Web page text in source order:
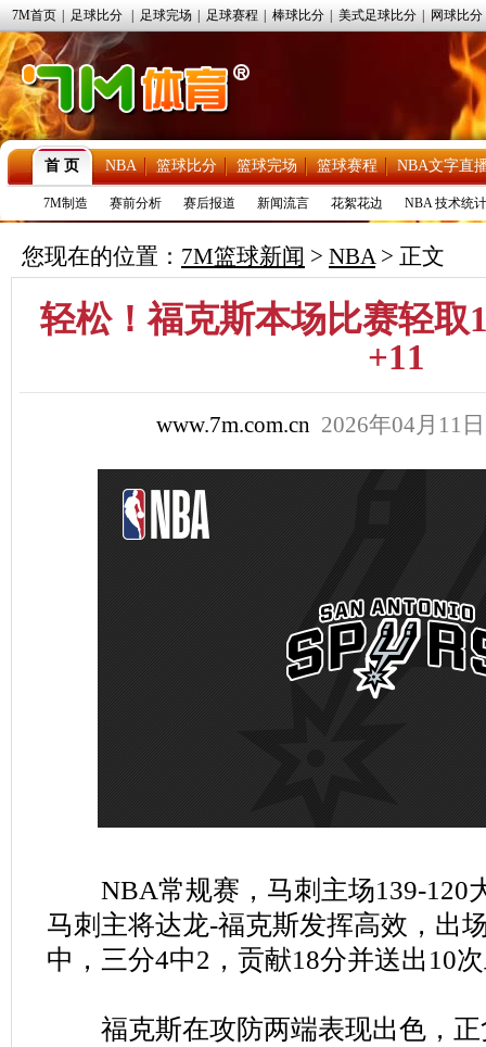
7M首页 足球比分 足球完场 足球赛程 棒球比分 美式足球比分 网球比分
首 页 NBA 篮球比分 篮球完场 篮球赛程 NBA文字直
7M制造 赛前分析 赛后报道 新闻流言 花絮花边 NBA 技术统计
您现在的位置： 7M篮球新闻 > NBA> 正文
轻松！福克斯本场比赛轻取
+11
www.7m.com.cn 2026年04月11
NBA常规赛，马刺主场139-120
马刺主将达龙-福克斯发挥高效，出
中，三分4中2，贡献18分并送出10
福克斯在攻防两端表现出色，正